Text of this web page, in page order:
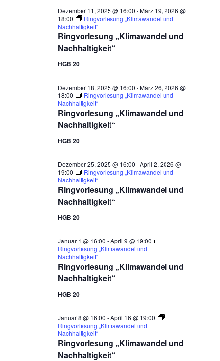
Ringvorlesung „Klimawandel und
Nachhaltigkeit“
Dezember 11, 2025 @ 16:00 -März 19, 2026 @
18:00
Ringvorlesung „Klimawandel und
Nachhaltigkeit“
HGB 20
Ringvorlesung „Klimawandel und
Nachhaltigkeit“
Dezember 18, 2025 @ 16:00 -März 26, 2026 @
18:00
Ringvorlesung „Klimawandel und
Nachhaltigkeit“
HGB 20
Ringvorlesung „Klimawandel und
Nachhaltigkeit“
Dezember 25, 2025 @ 16:00 -April 2, 2026 @
19:00
Ringvorlesung „Klimawandel und
Nachhaltigkeit“
HGB 20
Ringvorlesung „Klimawandel und
Nachhaltigkeit“
Januar 1 @ 16:00 -April 9 @ 19:00
Ringvorlesung „Klimawandel und
Nachhaltigkeit“
HGB 20
Ringvorlesung „Klimawandel und
Nachhaltigkeit“
Januar 8 @ 16:00 -April 16 @ 19:00
Ringvorlesung „Klimawandel und
Nachhaltigkeit“